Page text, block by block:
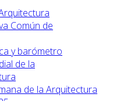
Común de
y barómetro
de la
de la Arquitectura